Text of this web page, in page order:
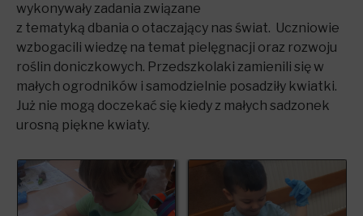
wykonywały zadania związane
z tematyką dbania o otaczający nas świat. Uczniowie
wzbogacili wiedzę na temat pielęgnacji oraz rozwoju
roślin doniczkowych. Przedszkolaki zamienili się w
małych ogrodników i samodzielnie posadziły kwiatki.
Już nie mogą doczekać się kiedy z małych sadzonek
urosną piękne kwiaty.